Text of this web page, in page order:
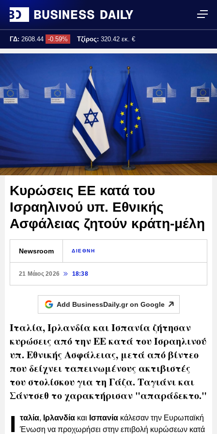
ΓΔ: 2608.44 -0.59% Τζίρος: 320.42 εκ. €
Κυρώσεις ΕΕ κατά του
Ισραηλινού υπ. Εθνικής
Ασφάλειας ζητούν κράτη-μέλη
Newsroom ΔΙΕΘΝΗ
21 Μάιος 2026 18:38
Add BusinessDaily.gr on Google
Ιταλία, Ιρλανδία και Ισπανία ζήτησαν
κυρώσεις από την ΕΕ κατά του Ισραηλινού
υπ. Εθνικής Ασφάλειας, μετά από βίντεο
που δείχνει ταπεινωμένους ακτιβιστές
του στολίσκου για τη Γάζα. Ταγιάνι και
Σάντσεθ το χαρακτήρισαν "απαράδεκτο."
Ι ταλία, Ιρλανδία και Ισπανία κάλεσαν την Ευρωπαϊκή
Ένωση να προχωρήσει στην επιβολή κυρώσεων κατά